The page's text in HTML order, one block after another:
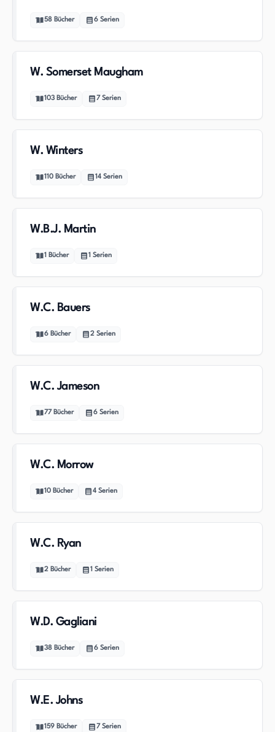
58 Bücher 6 Serien
W. Somerset Maugham
103 Bücher 7 Serien
W. Winters
110 Bücher 14 Serien
W.B.J. Martin
1 Bücher 1 Serien
W.C. Bauers
6 Bücher 2 Serien
W.C. Jameson
77 Bücher 6 Serien
W.C. Morrow
10 Bücher 4 Serien
W.C. Ryan
2 Bücher 1 Serien
W.D. Gagliani
38 Bücher 6 Serien
W.E. Johns
159 Bücher 7 Serien